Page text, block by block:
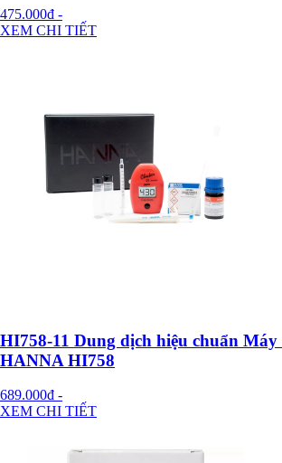
475.000đ -
XEM CHI TIẾT
HI758-11 Dung dịch hiệu chuẩn
HANNA HI758
689.000đ -
XEM CHI TIẾT